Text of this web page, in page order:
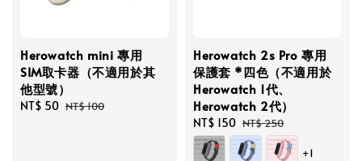
Herowatch mini 專用
SIM取卡器（不適用於其
他型號）
Sale
NT$ 50 Regular
NT$ 100
Herowatch 2s Pro 專用
保護套 *四色（不適用於
Herowatch 1代、
Herowatch 2代）
Sale
price
NT$ 150 Regular
price
NT$ 250
+1